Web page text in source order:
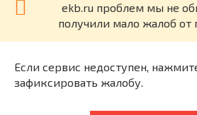
ekb.ru проблем мы не
получили мало жалоб от
Если сервис недоступен,
зафиксировать жалобу.